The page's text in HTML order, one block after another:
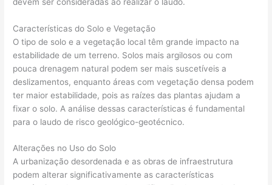
Características do Solo e Vegetação
O tipo de solo e a vegetação local têm grande impacto na
estabilidade de um terreno. Solos mais argilosos ou com
pouca drenagem natural podem ser mais suscetíveis a
deslizamentos, enquanto áreas com vegetação densa podem
ter maior estabilidade, pois as raízes das plantas ajudam a
fixar o solo. A análise dessas características é fundamental
para o laudo de risco geológico-geotécnico.
Alterações no Uso do Solo
A urbanização desordenada e as obras de infraestrutura
podem alterar significativamente as características